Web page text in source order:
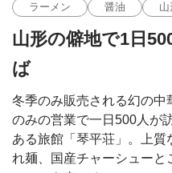
ラーメン 醤油 山
山形の僻地で1日
ば
冬季のみ販売される幻の中
のみの営業で一日500人が
ある旅館「琴平荘」。上
れ麺、国産チャーシュー